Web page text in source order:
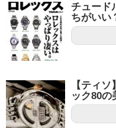
チュード
ちがいい
【ティ
ック80の